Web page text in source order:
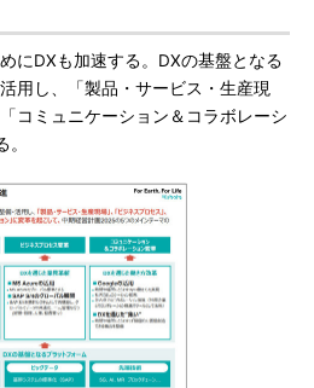
にDXも加速する。DXの基盤となる
用し、「製品・サービス・生産現
コミュニケーション＆コラボレーシ